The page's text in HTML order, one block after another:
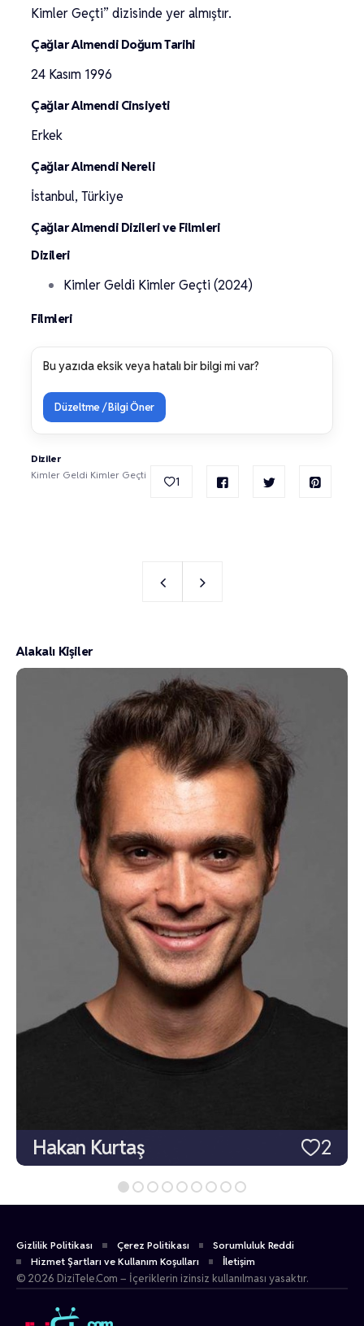
Kimler Geçti” dizisinde yer almıştır.
Çağlar Almendi Doğum Tarihi
24 Kasım 1996
Çağlar Almendi Cinsiyeti
Erkek
Çağlar Almendi Nereli
İstanbul, Türkiye
Çağlar Almendi Dizileri ve Filmleri
Dizileri
Kimler Geldi Kimler Geçti (2024)
Filmleri
Bu yazıda eksik veya hatalı bir bilgi mi var?
Düzeltme / Bilgi Öner
Diziler
Kimler Geldi Kimler Geçti
1
Alakalı Kişiler
2
Hakan Kurtaş
Gizlilik Politikası Çerez Politikası
Sorumluluk Reddi
Hizmet Şartları ve Kullanım Koşulları
İletişim
© 2026 DiziTele.Com – İçeriklerin izinsiz kullanılması yasaktır.